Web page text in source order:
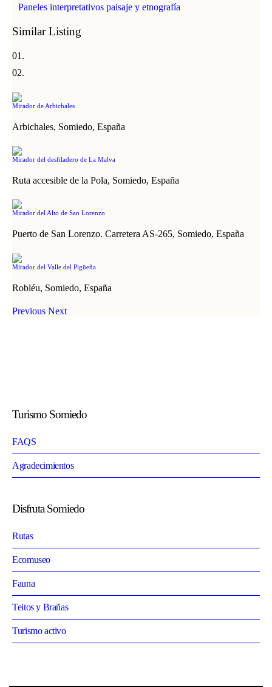
Paneles interpretativos paisaje y etnografía
Similar Listing
Mirador de Arbichales
Arbichales, Somiedo, España
Mirador del desfiladero de La Malva
Ruta accesible de la Pola, Somiedo, España
Mirador del Alto de San Lorenzo
Puerto de San Lorenzo. Carretera AS-265, Somiedo, España
Mirador del Valle del Pigüeña
Robléu, Somiedo, España
Previous Next
Turismo Somiedo
FAQS
Agradecimientos
Disfruta Somiedo
Rutas
Ecomuseo
Fauna
Teitos y Brañas
Turismo activo